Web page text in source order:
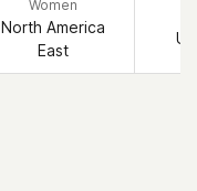
Women
North America
East